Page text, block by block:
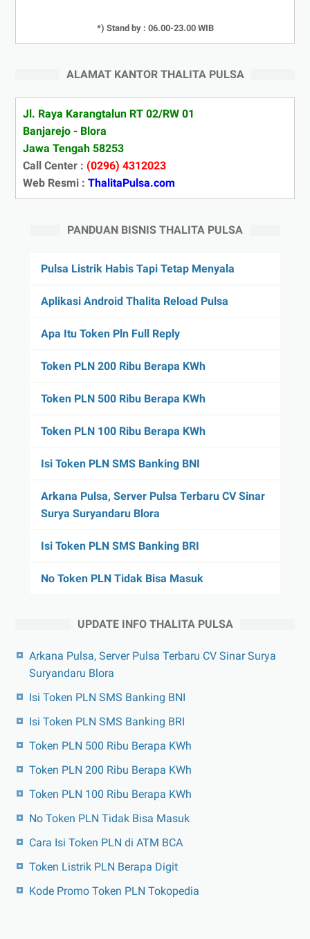
*) Stand by : 06.00-23.00 WIB
ALAMAT KANTOR THALITA PULSA
Jl. Raya Karangtalun RT 02/RW 01
Banjarejo - Blora
Jawa Tengah 58253
Call Center : (0296) 4312023
Web Resmi : ThalitaPulsa.com
PANDUAN BISNIS THALITA PULSA
Pulsa Listrik Habis Tapi Tetap Menyala
Aplikasi Android Thalita Reload Pulsa
Apa Itu Token Pln Full Reply
Token PLN 200 Ribu Berapa KWh
Token PLN 500 Ribu Berapa KWh
Token PLN 100 Ribu Berapa KWh
Isi Token PLN SMS Banking BNI
Arkana Pulsa, Server Pulsa Terbaru CV Sinar
Surya Suryandaru Blora
Isi Token PLN SMS Banking BRI
No Token PLN Tidak Bisa Masuk
UPDATE INFO THALITA PULSA
Arkana Pulsa, Server Pulsa Terbaru CV Sinar Surya
Suryandaru Blora
Isi Token PLN SMS Banking BNI
Isi Token PLN SMS Banking BRI
Token PLN 500 Ribu Berapa KWh
Token PLN 200 Ribu Berapa KWh
Token PLN 100 Ribu Berapa KWh
No Token PLN Tidak Bisa Masuk
Cara Isi Token PLN di ATM BCA
Token Listrik PLN Berapa Digit
Kode Promo Token PLN Tokopedia